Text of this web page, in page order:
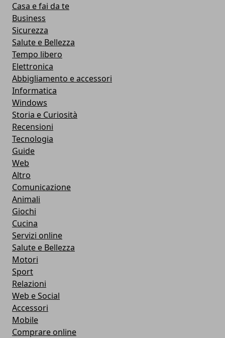
Casa e fai da te
Business
Sicurezza
Salute e Bellezza
Tempo libero
Elettronica
Abbigliamento e accessori
Informatica
Windows
Storia e Curiosità
Recensioni
Tecnologia
Guide
Web
Altro
Comunicazione
Animali
Giochi
Cucina
Servizi online
Salute e Bellezza
Motori
Sport
Relazioni
Web e Social
Accessori
Mobile
Comprare online